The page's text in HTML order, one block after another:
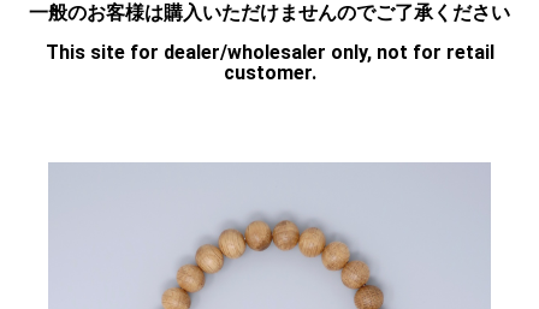
一般のお客様は購入いただけませんのでご了承ください
This site for dealer/wholesaler only, not for retail
customer.